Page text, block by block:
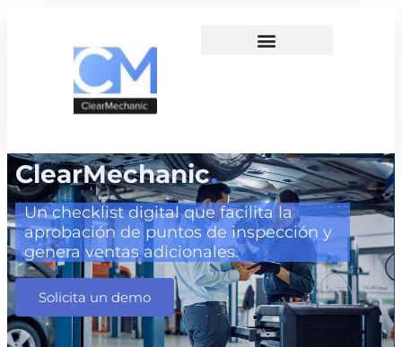
ClearMechanic.
Un checklist digital que facilita la
aprobación de puntos de inspección y
genera ventas adicionales.
Solicita un demo